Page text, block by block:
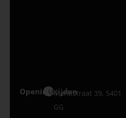
Openingstijden
Uden
Marktstraat 39, 5401
GG